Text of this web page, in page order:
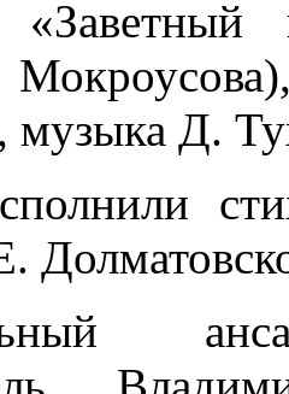
музыка Д.